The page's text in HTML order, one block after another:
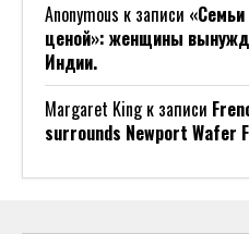
Anonymous к записи
ценой»: женщины
Индии.
Margaret Kingк записи
surrounds Newport Wafer